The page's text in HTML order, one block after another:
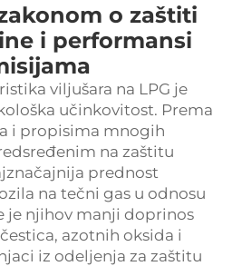
o zaštiti
i performansi
viljušara na LPG je
učinkovitost. Prema
i propisima mnogih
na zaštitu
prednost
na tečni gas u odnosu
je njihov manji doprinos
azotnih oksida i
iz odeljenja za zaštitu